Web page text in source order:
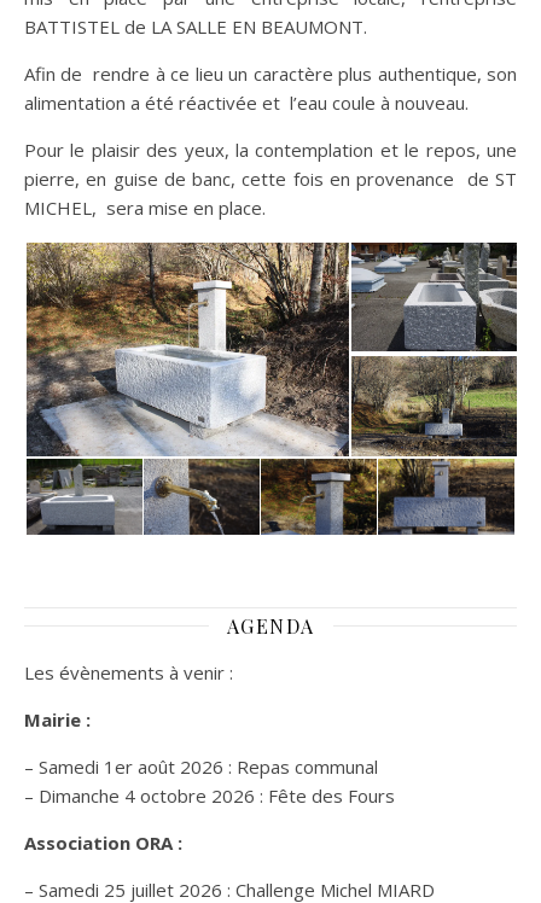
BATTISTEL de LA SALLE EN BEAUMONT.
Afin de rendre à ce lieu un caractère plus authentique, son
alimentation a été réactivée et l’eau coule à nouveau.
Pour le plaisir des yeux, la contemplation et le repos, une
pierre, en guise de banc, cette fois en provenance de ST
MICHEL, sera mise en place.
AGENDA
Les évènements à venir :
Mairie :
– Samedi 1er août 2026 : Repas communal
– Dimanche 4 octobre 2026 : Fête des Fours
Association ORA :
– Samedi 25 juillet 2026 : Challenge Michel MIARD